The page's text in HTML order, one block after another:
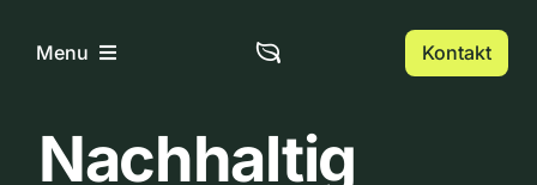
InhaltMenu
Home
Kontakt
Nachhaltig